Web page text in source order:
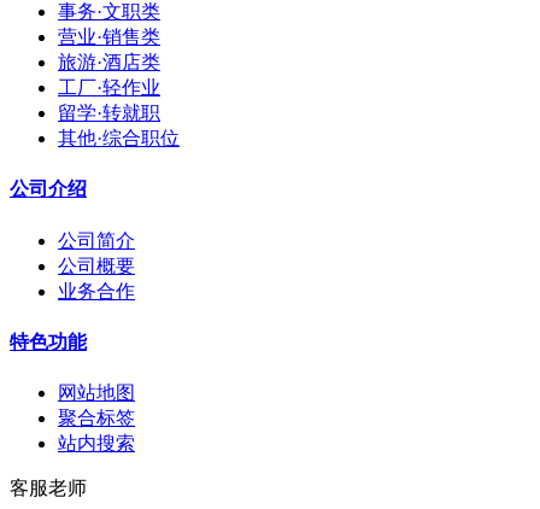
事务·文职类
营业·销售类
旅游·酒店类
工厂·轻作业
留学·转就职
其他·综合职位
公司介绍
公司简介
公司概要
业务合作
特色功能
网站地图
聚合标签
站内搜索
客服老师